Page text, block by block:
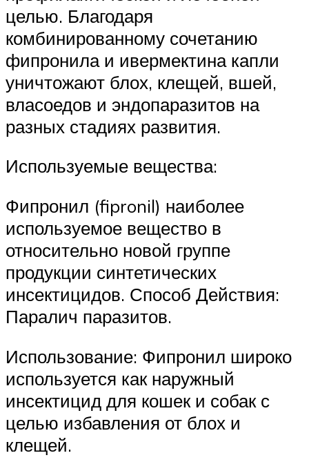
целью. Благодаря
комбинированному сочетанию
фипронила и ивермектина капли
уничтожают блох, клещей, вшей,
власоедов и эндопаразитов на
разных стадиях развития.
Используемые вещества:
Фипронил (fipronil) наиболее
используемое вещество в
относительно новой группе
продукции синтетических
инсектицидов. Способ Действия:
Паралич паразитов.
Использование: Фипронил широко
используется как наружный
инсектицид для кошек и собак с
целью избавления от блох и
клещей.